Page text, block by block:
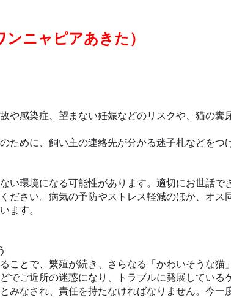
ニャピアあきた）
や感染症、望まない妊娠などのリスクや、猫の糞
めに、飼い主の連絡先が分かる迷子札などをつ
い環境になる可能性があります。適切にお世話で
ださい。病気の予防やストレス軽減のほか、オス
ます。
ことで、繁殖が続き、さらなる「かわいそうな猫
でご近所の迷惑になり、トラブルに発展している
みなされ、責任を持たなければなりません。今一